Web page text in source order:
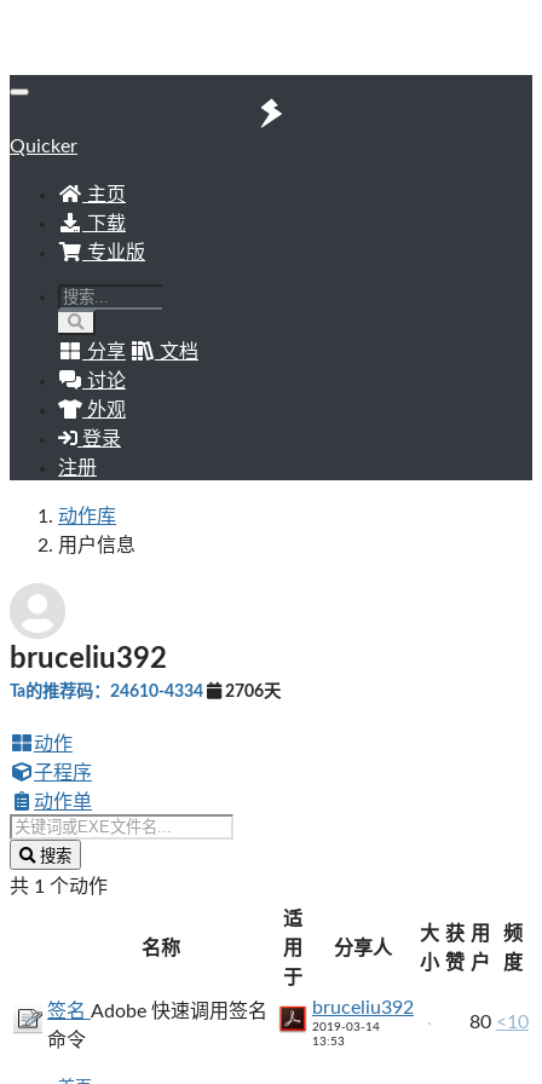
Quicker
主页
下载
专业版
分享
文档
讨论
外观
登录
注册
动作库
用户信息
bruceliu392
Ta的推荐码：24610-4334 2706天
动作
子程序
动作单
搜索
共 1 个动作
名称
适
用
于
分享人
大
小
获
赞
用
户
频
度
签名 Adobe 快速调用签名
命令
bruceliu392
2019-03-14
13:53
80 <10